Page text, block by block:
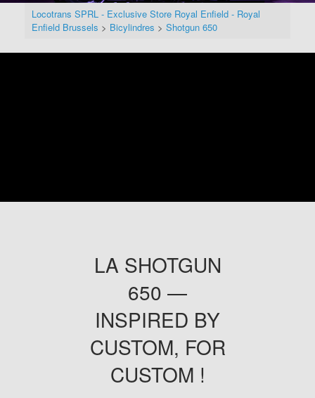
Locotrans SPRL - Exclusive Store Royal Enfield - Royal
Enfield Brussels > Bicylindres > Shotgun 650
LA SHOTGUN
650 —
INSPIRED BY
CUSTOM, FOR
CUSTOM !